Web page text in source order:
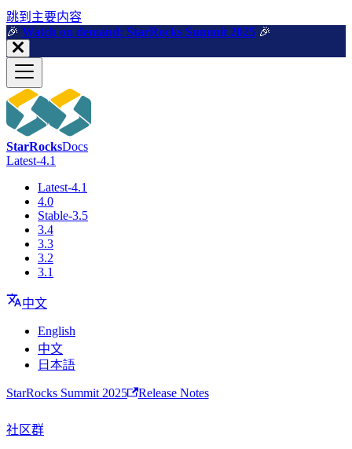
跳到主要内容
🎉️ Watch on demand: StarRocks Summit 2025 🎉️
StarRocksDocs
Latest-4.1
Latest-4.1
4.0
Stable-3.5
3.4
3.3
3.2
3.1
中文
English
中文
日本語
StarRocks Summit 2025 Release Notes
社区群